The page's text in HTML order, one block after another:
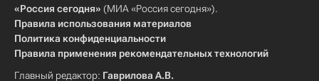
«Россия сегодня» (МИА «Россия сегодня»).
Правила использования материалов
Политика конфиденциальности
Правила применения рекомендательных технологий
Главный редактор: Гаврилова А.В.